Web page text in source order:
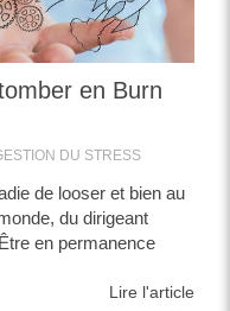
en Burn
DU STRESS
de looser et bien au
du dirigeant
en permanence
Lire l'article